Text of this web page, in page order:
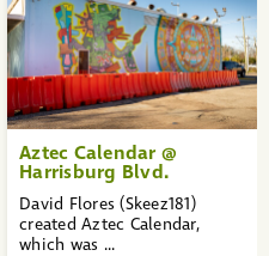
Aztec Calendar @
Harrisburg Blvd.
David Flores (Skeez181)
created Aztec Calendar,
which was ...